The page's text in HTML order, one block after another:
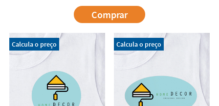
Comprar
Calcula o preço Calcula o preço